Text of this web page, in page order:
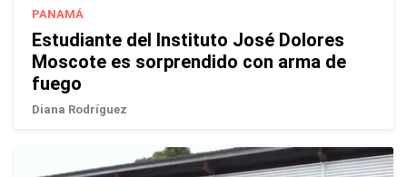
PANAMÁ
Estudiante del Instituto José Dolores
Moscote es sorprendido con arma de
fuego
Diana Rodríguez